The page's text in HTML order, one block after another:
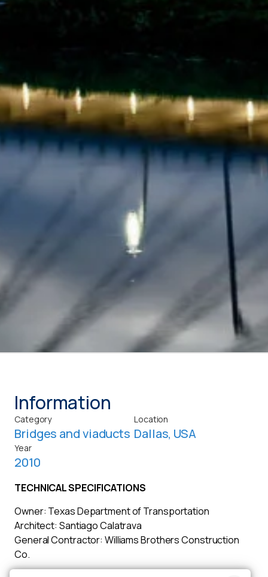
Information
Category
Bridges and viaducts
Location
Dallas, USA
Year
2010
TECHNICAL SPECIFICATIONS
Owner: Texas Department of Transportation
Architect: Santiago Calatrava
General Contractor: Williams Brothers Construction
Co.